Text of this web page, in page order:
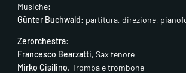
Musiche:
Günter Buchwald: partitura, direzione,
Zerorchestra:
Francesco Bearzatti, Sax tenore
Mirko Cisilino, Tromba e trombone